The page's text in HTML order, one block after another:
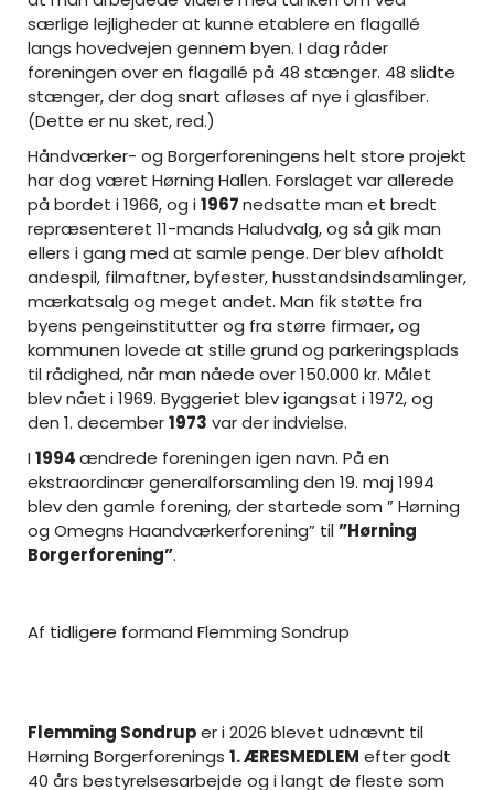
særlige lejligheder at kunne etablere en flagallé
langs hovedvejen gennem byen. I dag råder
foreningen over en flagallé på 48 stænger. 48 slidte
stænger, der dog snart afløses af nye i glasfiber.
(Dette er nu sket, red.)
Håndværker- og Borgerforeningens helt store projekt
har dog været Hørning Hallen. Forslaget var allerede
på bordet i 1966, og i1967nedsatte man et bredt
repræsenteret 11-mands Haludvalg, og så gik man
ellers i gang med at samle penge. Der blev afholdt
andespil, filmaftner, byfester, husstandsindsamlinger,
mærkatsalg og meget andet. Man fik støtte fra
byens pengeinstitutter og fra større firmaer, og
kommunen lovede at stille grund og parkeringsplads
til rådighed, når man nåede over 150.000 kr. Målet
blev nået i 1969. Byggeriet blev igangsat i 1972, og
den 1. december1973 var der indvielse.
I1994ændrede foreningen igen navn. På en
ekstraordinær generalforsamling den 19. maj 1994
blev den gamle forening, der startede som ” Hørning
og Omegns Haandværkerforening” til”Hørning
Borgerforening”.
Af tidligere formand Flemming Sondrup
Flemming Sondruper i 2026 blevet udnævnt til
Hørning Borgerforenings 1. ÆRESMEDLEM efter godt
40 års bestyrelsesarbejde og i langt de fleste som